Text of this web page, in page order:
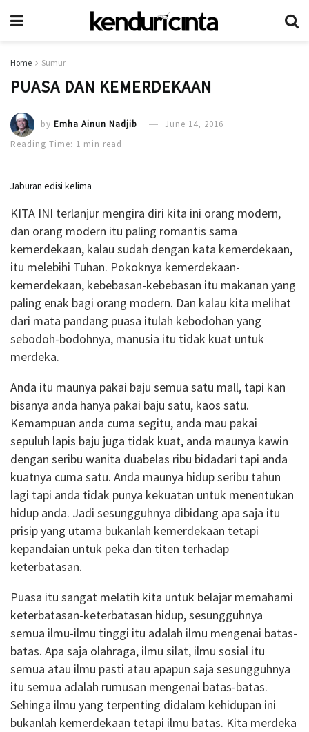
Home Sumur
PUASA DAN KEMERDEKAAN
by Emha Ainun Nadjib
June 14, 2016
Reading Time: 1 min read
Jaburan edisi kelima
KITA INI terlanjur mengira diri kita ini orang modern,
dan orang modern itu paling romantis sama
kemerdekaan, kalau sudah dengan kata kemerdekaan,
itu melebihi Tuhan. Pokoknya kemerdekaan-
kemerdekaan, kebebasan-kebebasan itu makanan yang
paling enak bagi orang modern. Dan kalau kita melihat
dari mata pandang puasa itulah kebodohan yang
sebodoh-bodohnya, manusia itu tidak kuat untuk
merdeka.
Anda itu maunya pakai baju semua satu mall, tapi kan
bisanya anda hanya pakai baju satu, kaos satu.
Kemampuan anda cuma segitu, anda mau pakai
sepuluh lapis baju juga tidak kuat, anda maunya kawin
dengan seribu wanita duabelas ribu bidadari tapi anda
kuatnya cuma satu. Anda maunya hidup seribu tahun
lagi tapi anda tidak punya kekuatan untuk menentukan
hidup anda. Jadi sesungguhnya dibidang apa saja itu
prisip yang utama bukanlah kemerdekaan tetapi
kepandaian untuk peka dan titen terhadap
keterbatasan.
Puasa itu sangat melatih kita untuk belajar memahami
keterbatasan-keterbatasan hidup, sesungguhnya
semua ilmu-ilmu tinggi itu adalah ilmu mengenai batas-
batas. Apa saja olahraga, ilmu silat, ilmu sosial itu
semua atau ilmu pasti atau apapun saja sesungguhnya
itu semua adalah rumusan mengenai batas-batas.
Sehinga ilmu yang terpenting didalam kehidupan ini
bukanlah kemerdekaan tetapi ilmu batas. Kita merdeka